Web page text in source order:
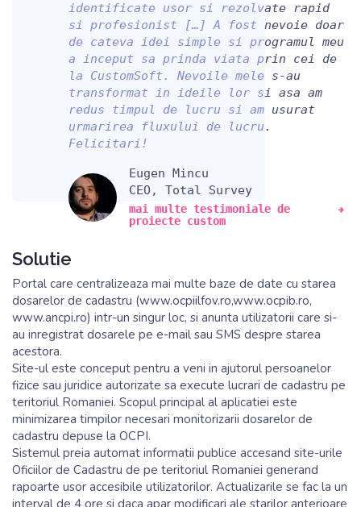
identificate usor si rezolvate rapid
si profesionist […] A fost nevoie doar
de cateva idei simple si programul meu
a inceput sa prinda viata prin cei de
la CustomSoft. Nevoile mele s-au
transformat in ideile lor si asa am
redus timpul de lucru si am usurat
urmarirea fluxului de lucru.
Felicitari!
Eugen Mincu
CEO, Total Survey
mai multe testimoniale de
proiecte custom
Solutie
Portal care centralizeaza mai multe baze de date cu starea
dosarelor de cadastru (www.ocpiilfov.ro,www.ocpib.ro,
www.ancpi.ro) intr-un singur loc, si anunta utilizatorii care si-
au inregistrat dosarele pe e-mail sau SMS despre starea
acestora.
Site-ul este conceput pentru a veni in ajutorul persoanelor
fizice sau juridice autorizate sa execute lucrari de cadastru pe
teritoriul Romaniei. Scopul principal al aplicatiei este
minimizarea timpilor necesari monitorizarii dosarelor de
cadastru depuse la OCPI.
Sistemul preia automat informatii publice accesand site-urile
Oficiilor de Cadastru de pe teritoriul Romaniei generand
rapoarte usor accesibile utilizatorilor. Actualizarile se fac la un
interval de 4 ore si daca apar modificari ale starilor anterioare